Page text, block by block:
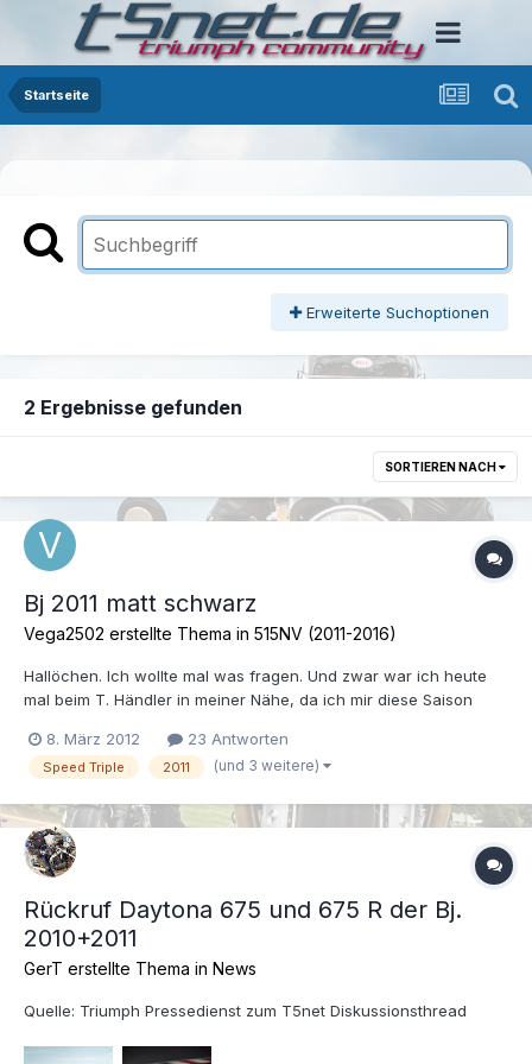
Startseite
Erweiterte Suchoptionen
2 Ergebnisse gefunden
SORTIEREN NACH
Bj 2011 matt schwarz
Vega2502 erstellte Thema in 515NV (2011-2016)
Hallöchen. Ich wollte mal was fragen. Und zwar war ich heute
mal beim T. Händler in meiner Nähe, da ich mir diese Saison
fahren kann) wahrsch die neue Speedy holen möchte. Nun
stand jedoch dort das Vorgängermodell in dieser genialen matt...
8. März 2012 23 Antworten
Speed Triple 2011 (und 3 weitere)
Rückruf Daytona 675 und 675 R der Bj.
2010+2011
GerT erstellte Thema in News
Quelle: Triumph Pressedienst zum T5net Diskussionsthread